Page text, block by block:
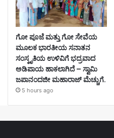
ಗೋ ಪೂಜೆ ಮತ್ತು ಗೋ ಸೇವೆಯ
ಮೂಲಕ ಭಾರತೀಯ ಸನಾತನ
ಸಂಸ್ಕೃತಿಯ ಉಳಿವಿಗೆ ಭದ್ರವಾದ
ಅಡಿಪಾಯ ಹಾಕಲಾಗಿದೆ – ಸ್ವಾಮಿ
ಜಪಾನಂದಜೀ ಮಹಾರಾಜ್ ಮೆಚ್ಚುಗೆ.
5 hours ago